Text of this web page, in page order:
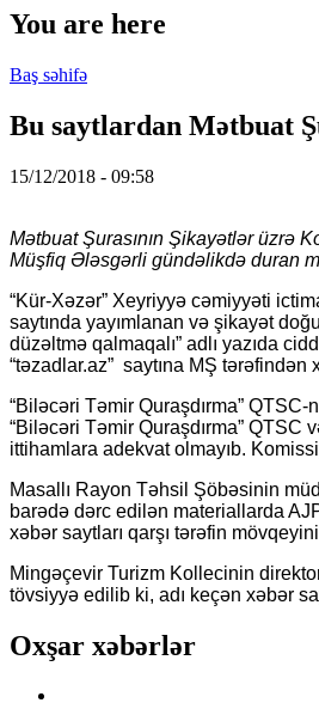
You are here
Baş səhifə
Bu saytlardan Mətbuat
15/12/2018 - 09:58
Mətbuat Şurasının Şikayətlər üzrə
Müşfiq Ələsgərli gündəlikdə duran
“Kür-Xəzər” Xeyriyyə cəmiyyəti
saytında yayımlanan və şikayət
düzəltmə qalmaqalı” adlı yazıda
“təzadlar.az” saytına MŞ tərəfindən
“Biləcəri Təmir Quraşdırma”
“Biləcəri Təmir Quraşdırma”
ittihamlara adekvat olmayıb.
Masallı Rayon Təhsil Şöbəsinin
barədə dərc edilən materiallarda
xəbər saytları qarşı tərəfin
Mingəçevir Turizm Kollecinin
tövsiyyə edilib ki, adı keçən xəbər
Oxşar xəbərlər